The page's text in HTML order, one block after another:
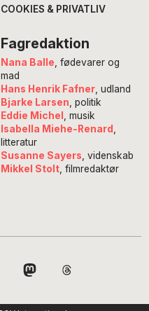
COOKIES & PRIVATLIV
Fagredaktion
Nana Balle , fødevarer og
mad
Hans Henrik Fafner, udland
Bjarke Larsen , politik
Eddie Michel , musik
Isabella Miehe-Renard
litteratur
Susanne Sayers , videnskab
Mikkel Stolt, filmredaktør